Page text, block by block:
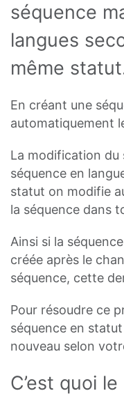
séquence
langues
même
En créant une
automatiquement
La modification du
séquence en
statut on modifie
la séquence dans
Ainsi si la
créée après le
séquence, cette
Pour résoudre ce
séquence en statut
nouveau selon
C’est quoi